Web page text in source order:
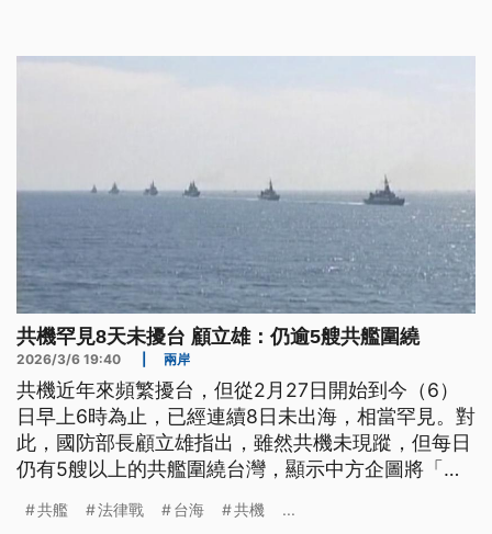
共機罕見8天未擾台 顧立雄：仍逾5艘共艦圍繞
2026/3/6 19:40 兩岸
共機近年來頻繁擾台，但從2月27日開始到今（6）
日早上6時為止，已經連續8日未出海，相當罕見。對
此，國防部長顧立雄指出，雖然共機未現蹤，但每日
仍有5艘以上的共艦圍繞台灣，顯示中方企圖將「台
析，包括即將到來的川習會、美以伊戰火，以及中共
共艦 法律戰 台海 共機 ...